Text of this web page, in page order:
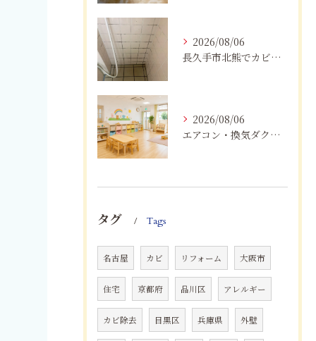
2026/08/06
長久手市北熊でカビに悩む方へ｜健康被害を防ぐための対策とは
2026/08/06
エアコン・換気ダクトのカビ臭を根本改善する方法
タグ Tags
名古屋 カビ リフォーム 大阪市
住宅 京都府 品川区 アレルギー
カビ除去 目黒区 兵庫県 外壁